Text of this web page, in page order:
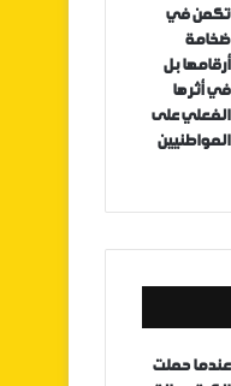
تكمن في
ضخامة
أرقامها بل
في أثرها
الفعلي على
المواطنيين
عندما حملت